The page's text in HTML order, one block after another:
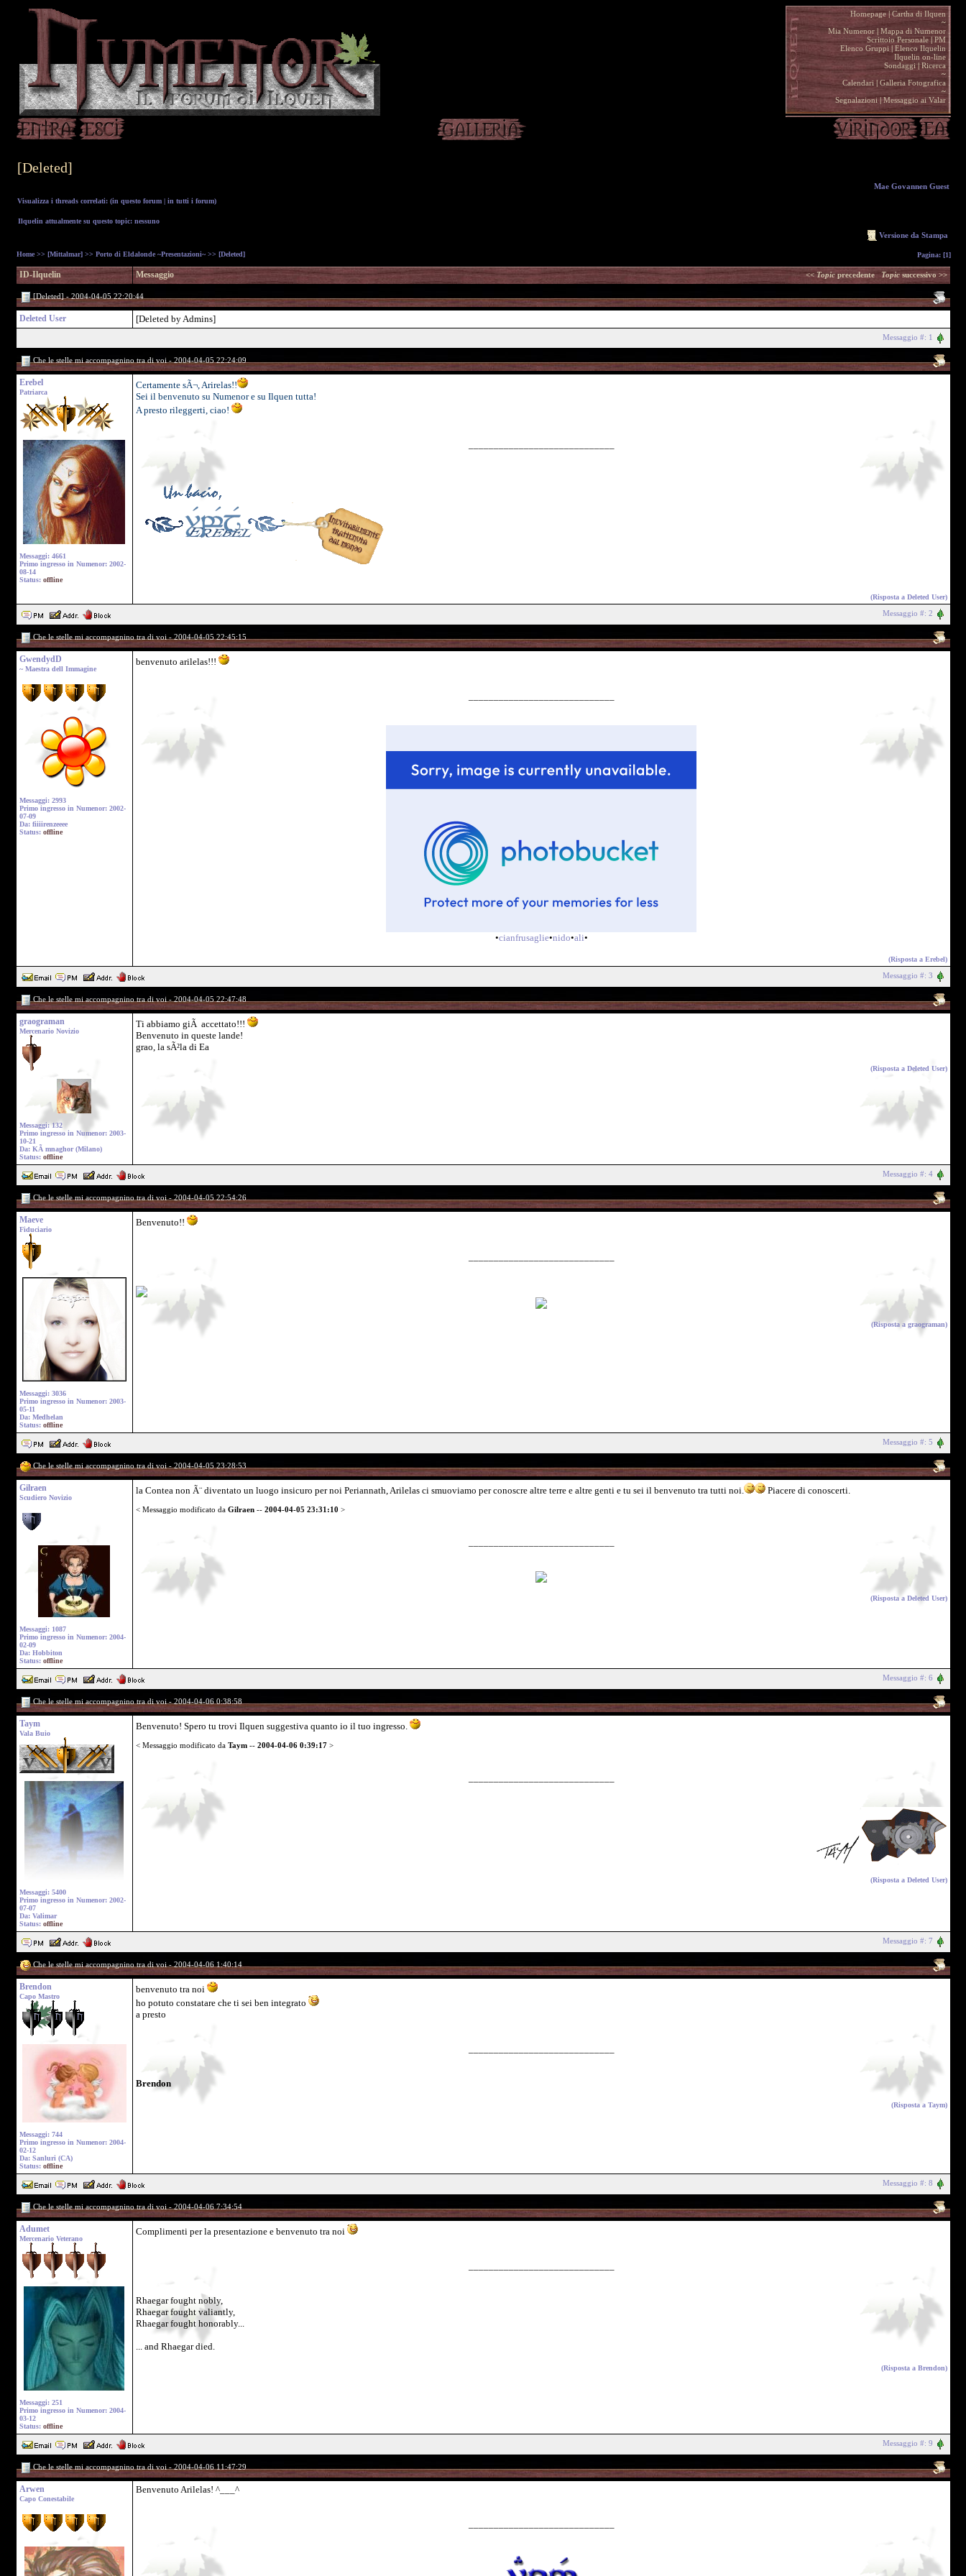
Homepage| Cartha di Ilquen .
~.
Mia Numenor | Mappa di Numenor .
Scrittoio Personale| PM .
Elenco Gruppi | Elenco Ilquelin .
Ilquelin on-line .
Sondaggi | Ricerca .
~.
Calendari | Galleria Fotografica .
~.
Segnalazioni| Messaggio ai Valar .
[Deleted]
Visualizza i threads correlati: (in questo forum| in tutti i forum)
Mae Govannen Guest
Ilquelin attualmente su questo topic: nessuno
Versione da Stampa
Home>> [Mittalmar]>> Porto di Eldalonde ~Presentazioni~>> [Deleted] Pagina: [1]
ID-Ilquelin Messaggio << Topicprecedente Topicsuccessivo >>
[Deleted] - 2004-04-05 22:20:44
Deleted User [Deleted by Admins]
Messaggio #: 1
Che le stelle mi accompagnino tra di voi - 2004-04-05 22:24:09
Erebel
Patriarca
Messaggi: 4661
Primo ingresso in Numenor: 2002-
08-14
Status: offline
Certamente sÃ¬, Arirelas!!
Sei il benvenuto su Numenor e su Ilquen tutta!
A presto rileggerti, ciao!
(Risposta a Deleted User)
Messaggio #: 2
Che le stelle mi accompagnino tra di voi - 2004-04-05 22:45:15
GwendydD
~ Maestra dell Immagine
Messaggi: 2993
Primo ingresso in Numenor: 2002-
07-09
Da: fiiiirenzeeee
Status: offline
benvenuto arilelas!!!
•cianfrusaglie•nido•ali•
(Risposta a Erebel)
Messaggio #: 3
Che le stelle mi accompagnino tra di voi - 2004-04-05 22:47:48
graograman
Mercenario Novizio
Messaggi: 132
Primo ingresso in Numenor: 2003-
10-21
Da: KÃ mnaghor (Milano)
Status: offline
Ti abbiamo giÃ accettato!!!
Benvenuto in queste lande!
grao, la sÃ²la di Ea
(Risposta a Deleted User)
Messaggio #: 4
Che le stelle mi accompagnino tra di voi - 2004-04-05 22:54:26
Maeve
Fiduciario
Messaggi: 3036
Primo ingresso in Numenor: 2003-
05-11
Da: Medhelan
Status: offline
Benvenuto!!
(Risposta a graograman)
Messaggio #: 5
Che le stelle mi accompagnino tra di voi - 2004-04-05 23:28:53
Gilraen
Scudiero Novizio
Messaggi: 1087
Primo ingresso in Numenor: 2004-
02-09
Da: Hobbiton
Status: offline
la Contea non Ã¨ diventato un luogo insicuro per noi Periannath, Arilelas ci smuoviamo per conoscre altre terre e altre genti e tu sei il benvenuto tra tutti noi. Piacere di conoscerti.
< Messaggio modificato da Gilraen-- 2004-04-05 23:31:10 >
(Risposta a Deleted User)
Messaggio #: 6
Che le stelle mi accompagnino tra di voi - 2004-04-06 0:38:58
Taym
Vala Buio
Messaggi: 5400
Primo ingresso in Numenor: 2002-
07-07
Da: Valimar
Status: offline
Benvenuto! Spero tu trovi Ilquen suggestiva quanto io il tuo ingresso.
< Messaggio modificato da Taym-- 2004-04-06 0:39:17 >
(Risposta a Deleted User)
Messaggio #: 7
Che le stelle mi accompagnino tra di voi - 2004-04-06 1:40:14
Brendon
Capo Mastro
Messaggi: 744
Primo ingresso in Numenor: 2004-
02-12
Da: Sanluri (CA)
Status: offline
benvenuto tra noi
ho potuto constatare che ti sei ben integrato
a presto
Brendon
(Risposta a Taym)
Messaggio #: 8
Che le stelle mi accompagnino tra di voi - 2004-04-06 7:34:54
Adumet
Mercenario Veterano
Messaggi: 251
Primo ingresso in Numenor: 2004-
03-12
Status: offline
Complimenti per la presentazione e benvenuto tra noi
Rhaegar fought nobly,
Rhaegar fought valiantly,
Rhaegar fought honorably...
... and Rhaegar died.
(Risposta a Brendon)
Messaggio #: 9
Che le stelle mi accompagnino tra di voi - 2004-04-06 11:47:29
Arwen
Capo Conestabile
Benvenuto Arilelas! ^___^